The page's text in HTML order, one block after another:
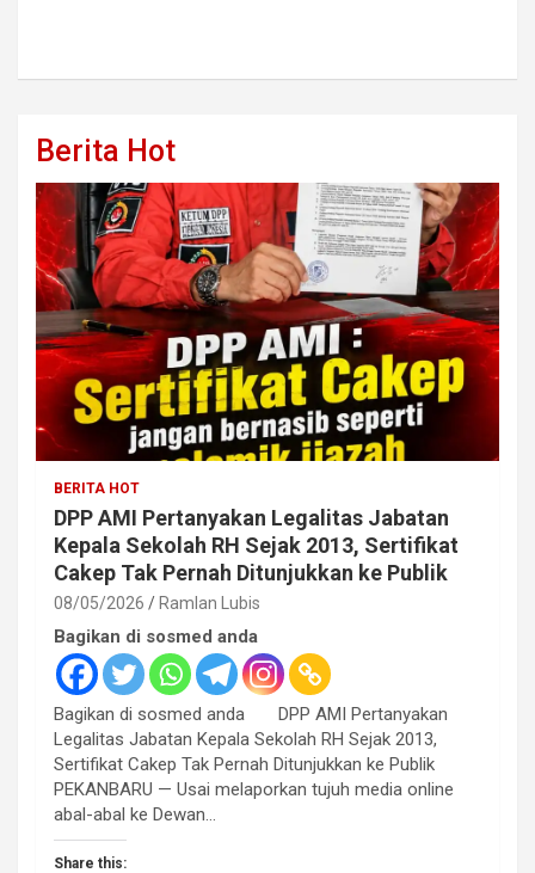
Berita Hot
BERITA HOT
DPP AMI Pertanyakan Legalitas Jabatan
Kepala Sekolah RH Sejak 2013, Sertifikat
Cakep Tak Pernah Ditunjukkan ke Publik
08/05/2026 Ramlan Lubis
Bagikan di sosmed anda
Bagikan di sosmed anda DPP AMI Pertanyakan
Legalitas Jabatan Kepala Sekolah RH Sejak 2013,
Sertifikat Cakep Tak Pernah Ditunjukkan ke Publik
PEKANBARU — Usai melaporkan tujuh media online
abal-abal ke Dewan…
Share this: